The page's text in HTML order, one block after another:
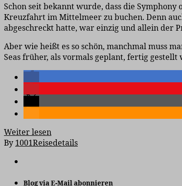
Schon seit bekannt wurde, dass die
Kreuzfahrt im Mittelmeer zu buchen. Denn
abgeschreckt hatte, war einzig und allein der
Aber wie heißt es so schön, manchmal muss
Seas früher, als vormals geplant, fertig gestellt
Weiter lesen
By 1001Reisedetails
Blog via E-Mail abonnieren